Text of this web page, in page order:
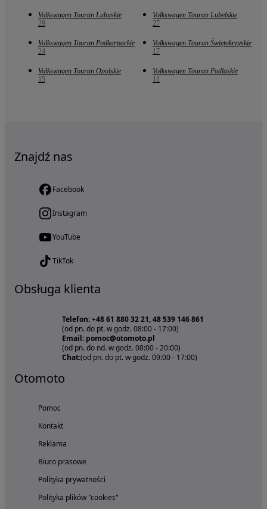
Volkswagen Touran Lubuskie
29
Volkswagen Touran Lubelskie
27
Volkswagen Touran Podkarpackie
24
Volkswagen Touran Świętokrzyskie
17
Volkswagen Touran Opolskie
15
Volkswagen Touran Podlaskie
11
Znajdź nas
Facebook
Instagram
YouTube
TikTok
Obsługa klienta
Telefon: +48 61 880 32 21, 48 539 146 861
(od pn. do pt. w godz. 08:00 - 17:00)
Email: pomoc@otomoto.pl
(od pn. do nd. w godz. 08:00 - 20:00)
Chat:(od pn. do pt. w godz. 09:00 - 17:00)
Otomoto
Pomoc
Kontakt
Reklama
Biuro prasowe
Polityka prywatności
Polityka plików "cookies"